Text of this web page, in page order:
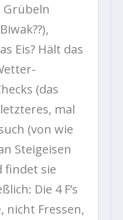
Grübeln
Eis? Hält das
(das
mal
(von wie
Steigeisen
sie
Die 4 F’s
nicht Fressen,